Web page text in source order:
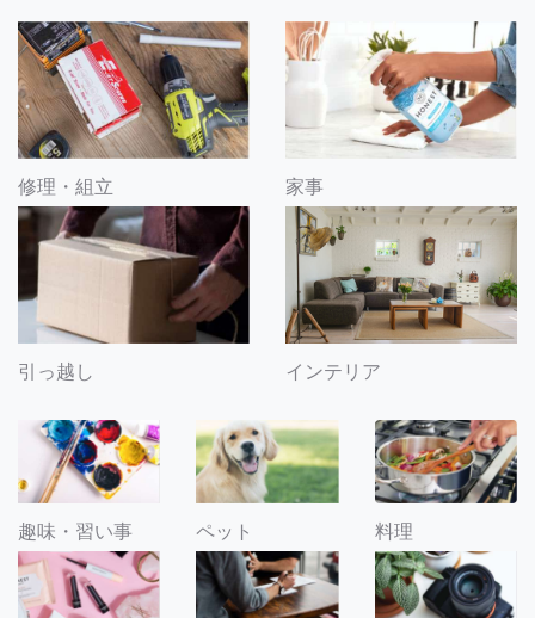
修理・組立 家事
引っ越し インテリア
趣味・習い事 ペット 料理